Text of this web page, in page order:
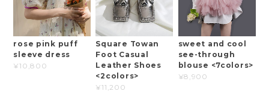
rose pink puff
sleeve dress
¥10,800
Square Towan
Foot Casual
Leather Shoes
<2colors>
¥11,200
sweet and cool
see-through
blouse <7colors>
¥8,900